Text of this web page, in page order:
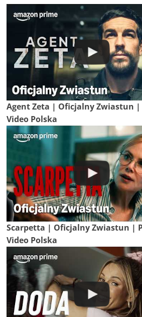
Agent Zeta | Oficjalny Zwiastun |
Video Polska
Scarpetta | Oficjalny Zwiastun |
Video Polska